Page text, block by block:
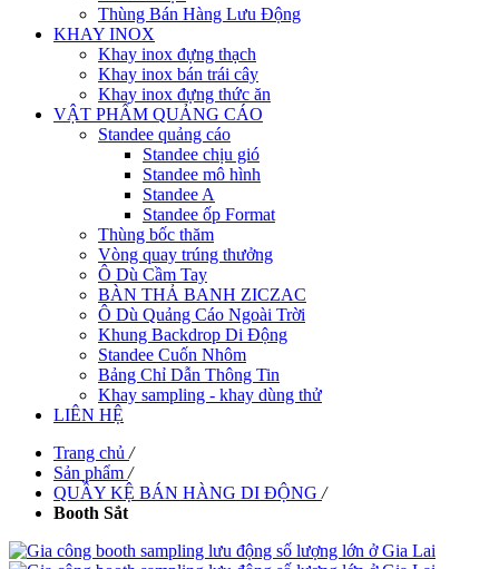
Thùng Bán Hàng Lưu Động
KHAY INOX
Khay inox đựng thạch
Khay inox bán trái cây
Khay inox đựng thức ăn
VẬT PHẨM QUẢNG CÁO
Standee quảng cáo
Standee chịu gió
Standee mô hình
Standee A
Standee ốp Format
Thùng bốc thăm
Vòng quay trúng thưởng
Ô Dù Cầm Tay
BÀN THẢ BANH ZICZAC
Ô Dù Quảng Cáo Ngoài Trời
Khung Backdrop Di Động
Standee Cuốn Nhôm
Bảng Chỉ Dẫn Thông Tin
Khay sampling - khay dùng thử
LIÊN HỆ
Trang chủ /
Sản phẩm /
QUẦY KỆ BÁN HÀNG DI ĐỘNG /
Booth Sắt